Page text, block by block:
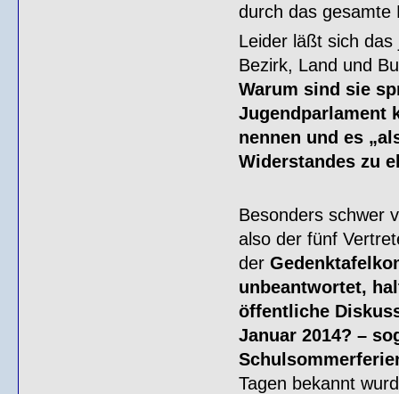
durch das gesamte
Leider läßt sich
Bezirk, Land und
Warum sind sie
Jugendparlament
nennen und es
Widerstandes zu
Besonders schwer
also der fünf
der
unbeantwortet,
öffentliche
Januar 2014? –
Tagen bekannt